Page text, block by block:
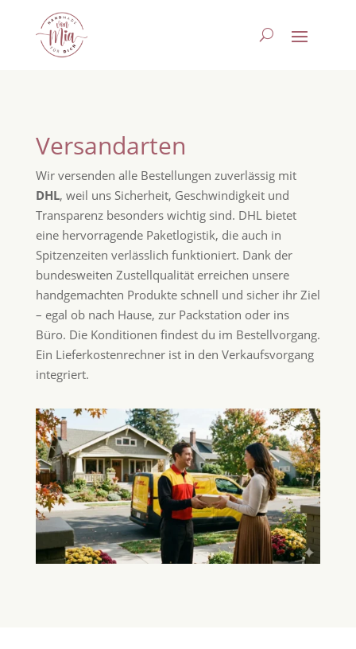
Versandarten
Wir versenden alle Bestellungen zuverlässig mit
DHL, weil uns Sicherheit, Geschwindigkeit und
Transparenz besonders wichtig sind. DHL bietet
eine hervorragende Paketlogistik, die auch in
Spitzenzeiten verlässlich funktioniert. Dank der
bundesweiten Zustellqualität erreichen unsere
handgemachten Produkte schnell und sicher ihr Ziel
– egal ob nach Hause, zur Packstation oder ins
Büro. Die Konditionen findest du im Bestellvorgang.
Ein Lieferkostenrechner ist in den Verkaufsvorgang
integriert.